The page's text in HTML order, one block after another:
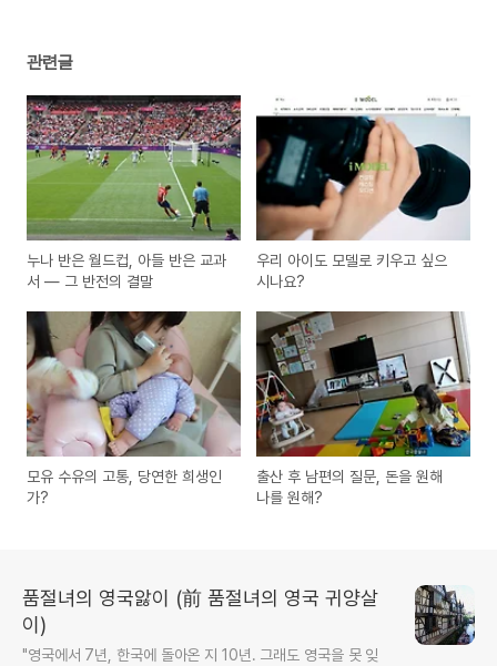
관련글
누나 반은 월드컵, 아들 반은 교과
서 — 그 반전의 결말
우리 아이도 모델로 키우고 싶으
시나요?
모유 수유의 고통, 당연한 희생인
가?
출산 후 남편의 질문, 돈을 원해
나를 원해?
품절녀의 영국앓이 (前 품절녀의 영국 귀양살
이)
"영국에서 7년, 한국에 돌아온 지 10년. 그래도 영국을 못 잊